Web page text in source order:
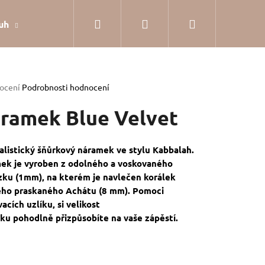
Dárkové balení Hodnocení obchodu
Přihlášení
Podrobnosti hodnocení
Blue Velvet
šňůrkový náramek ve stylu Kabbalah.
je vyroben z odolného a voskovaného
(1mm), na kterém je navlečen korálek
praskaného Achátu (8 mm). Pomoci
uzlíku, si velikost
pohodlně přizpůsobíte na vaše zápěstí.